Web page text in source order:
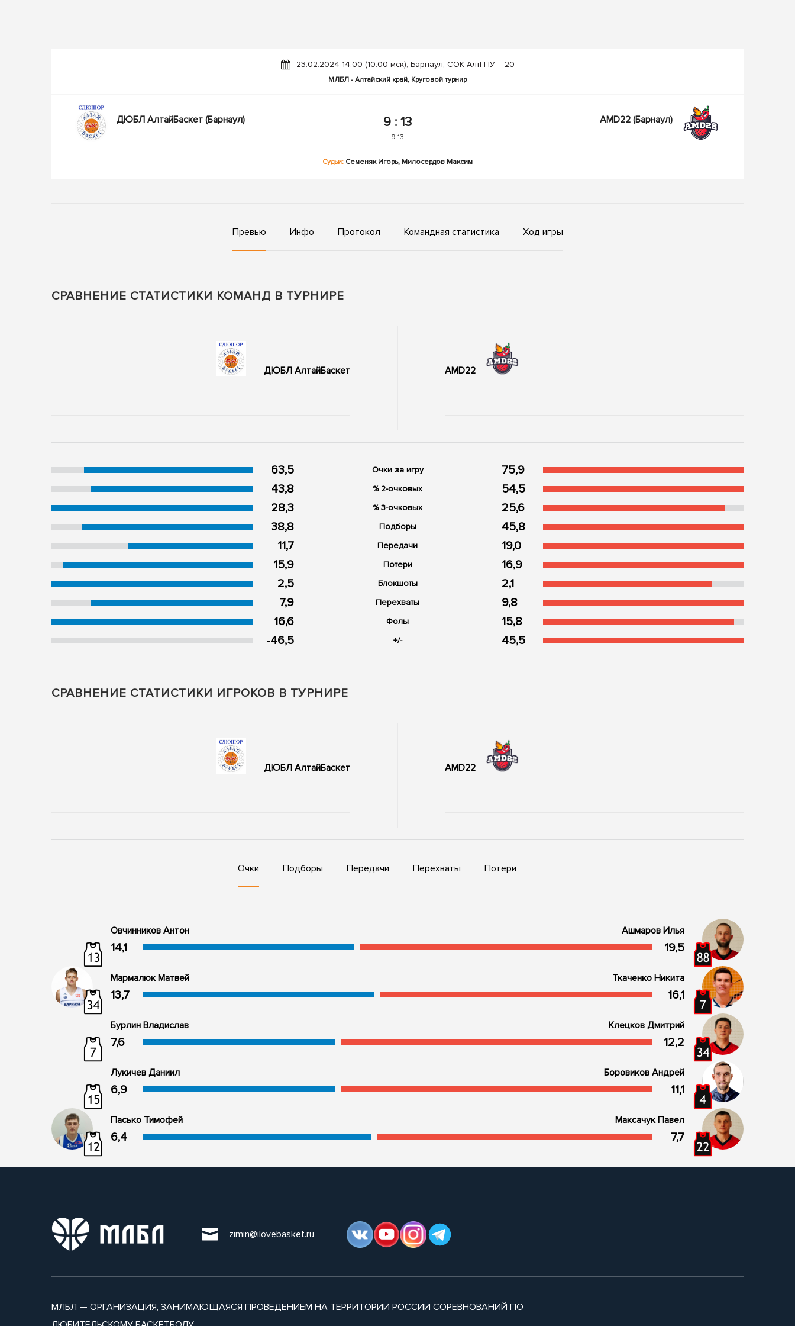
23.02.2024 14.00 (10.00 мск), Барнаул, СОК АлтГПУ 20
МЛБЛ - Алтайский край, Круговой турнир
ДЮБЛ АлтайБаскет(Барнаул) 9: 13
9:13
AMD22 (Барнаул)
Судьи: Семеняк Игорь, Милосердов Максим
Превью Инфо Протокол Командная статистика Ход игры
СРАВНЕНИЕ СТАТИСТИКИ КОМАНД В ТУРНИРЕ
ДЮБЛ АлтайБаскет AMD22
63,5
43,8
28,3
38,8
11,7
15,9
2,5
7,9
16,6
-46,5
Очки за игру
% 2-очковых
% 3-очковых
Подборы
Передачи
Потери
Блокшоты
Перехваты
Фолы
+/-
75,9
54,5
25,6
45,8
19,0
16,9
2,1
9,8
15,8
45,5
СРАВНЕНИЕ СТАТИСТИКИ ИГРОКОВ В ТУРНИРЕ
ДЮБЛ АлтайБаскет AMD22
Очки Подборы Передачи Перехваты Потери
Овчинников Антон
14,1
Ашмаров Илья
19,5
Мармалюк Матвей
13,7
Ткаченко Никита
16,1
Бурлин Владислав
7,6
Клецков Дмитрий
12,2
Лукичев Даниил
6,9
Боровиков Андрей
11,1
Пасько Тимофей
6,4
Максачук Павел
7,7
zimin@ilovebasket.ru
МЛБЛ — ОРГАНИЗАЦИЯ, ЗАНИМАЮЩАЯСЯ ПРОВЕДЕНИЕМ НА ТЕРРИТОРИИ РОССИИ СОРЕВНОВАНИЙ ПО